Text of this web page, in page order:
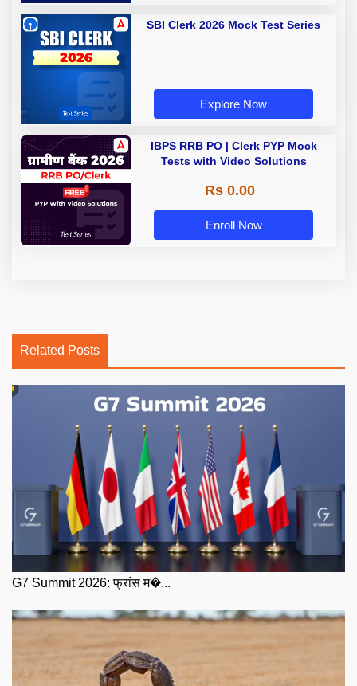
SBI Clerk 2026 Mock Test Series
Explore Now
IBPS RRB PO | Clerk PYP Mock
Tests with Video Solutions
Rs 0.00
Enroll Now
Related Posts
G7 Summit 2026: फ्रांस म�...